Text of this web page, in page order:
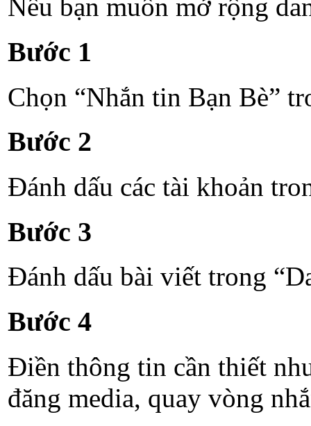
Nếu bạn muốn mở rộng
Bước 1
Chọn “Nhắn tin Bạn Bè”
Bước 2
Đánh dấu các tài khoản
Bước 3
Đánh dấu bài viết trong
Bước 4
Điền thông tin cần thiết
đăng media, quay vòng